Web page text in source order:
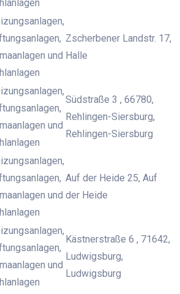
und
Zscherbener Landstr. 17,
Halle
und
Südstraße 3 , 66780,
Rehlingen-Siersburg,
Rehlingen-Siersburg
und
Auf der Heide 25, Auf
der Heide
und
Kästnerstraße 6 , 71642,
Ludwigsburg,
Ludwigsburg